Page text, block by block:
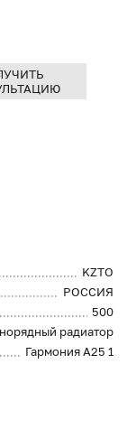
KZTO
РОССИЯ
500
радиатор
Гармония А25 1